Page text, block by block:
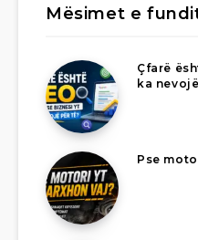
Mësimet e
Çfarë
ka
Pse